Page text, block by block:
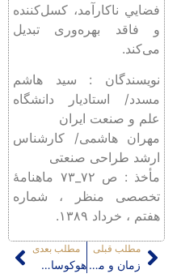
فضايي ناکارآمد، کسل‌کننده
و فاقد بهره‌وری تبديل
می‌کند.
نویسندگان : سید هاشم
مسدد/ استادیار دانشگاه
علم و صنعت ایران
مهران هاشمی/ کارشناس
ارشد طراحی صنعتی
مأخذ : ص ۷۲_۷۳ ماهنامۀ
تخصصی منظر ، شماره
هفتم ، خرداد ۱۳۸۹.
مطلب قبلی
زمان و مکان در نگارگری ایرانی / قسمت دهم، قسمت آخر
مطلب بعدی
هوکوسای(1849-1760)